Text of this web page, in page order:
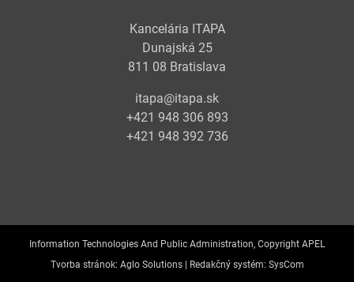
Kancelária ITAPA
Dunajská 25
811 08 Bratislava
itapa@itapa.sk
+421 948 306 893
+421 948 392 736
Information Technologies And Public Administration, Copyright APEL
Tvorba stránok: Aglo Solutions | Redakčný systém: SysCom